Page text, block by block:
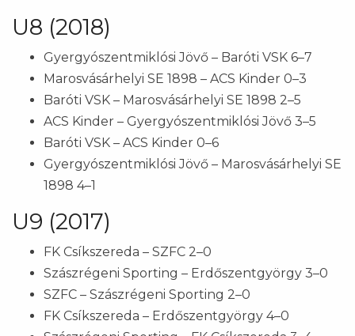
U8 (2018)
Gyergyószentmiklósi Jövő – Baróti VSK 6–7
Marosvásárhelyi SE 1898 – ACS Kinder 0–3
Baróti VSK – Marosvásárhelyi SE 1898 2–5
ACS Kinder – Gyergyószentmiklósi Jövő 3–5
Baróti VSK – ACS Kinder 0–6
Gyergyószentmiklósi Jövő – Marosvásárhelyi SE
1898 4–1
U9 (2017)
FK Csíkszereda – SZFC 2–0
Szászrégeni Sporting – Erdőszentgyörgy 3–0
SZFC – Szászrégeni Sporting 2–0
FK Csíkszereda – Erdőszentgyörgy 4–0